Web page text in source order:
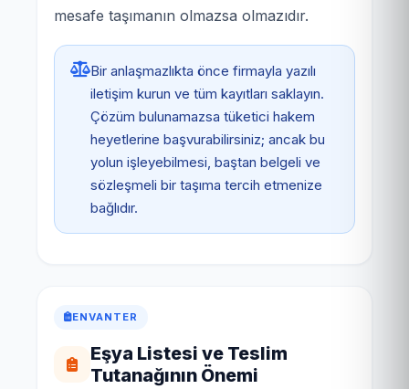
mesafe taşımanın olmazsa olmazıdır.
Bir anlaşmazlıkta önce firmayla yazılı
iletişim kurun ve tüm kayıtları saklayın.
Çözüm bulunamazsa tüketici hakem
heyetlerine başvurabilirsiniz; ancak bu
yolun işleyebilmesi, baştan belgeli ve
sözleşmeli bir taşıma tercih etmenize
bağlıdır.
ENVANTER
Eşya Listesi ve Teslim
Tutanağının Önemi